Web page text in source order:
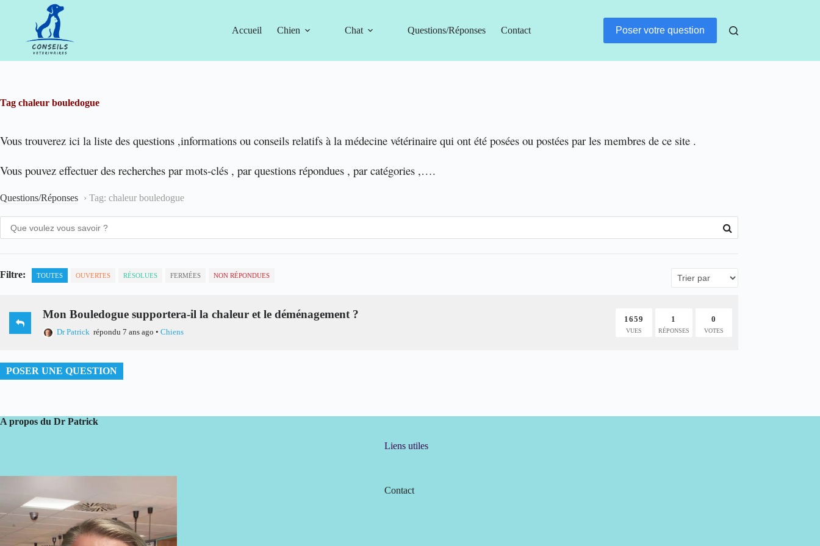
Accueil Chien Chat Questions/Réponses Contact Poser votre question
Tag chaleur bouledogue
Vous trouverez ici la liste des questions ,informations ou conseils relatifs à la médecine vétérinaire qui ont été posées ou postées par les membres de ce site .
Vous pouvez effectuer des recherches par mots-clés , par questions répondues , par catégories ,….
Questions/Réponses › Tag: chaleur bouledogue
Filtre: TOUTES OUVERTES RÉSOLUES FERMÉES NON RÉPONDUES
Mon Bouledogue supportera-il la chaleur et le déménagement ?
Dr Patrick répondu 7 ans ago • Chiens
1659
VUES
1
RÉPONSES
0
VOTES
POSER UNE QUESTION
A propos du Dr Patrick
Liens utiles
Contact